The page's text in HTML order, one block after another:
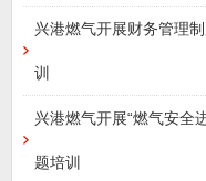
兴港燃气开展财务管理
训
兴港燃气开展“燃气安全
题培训